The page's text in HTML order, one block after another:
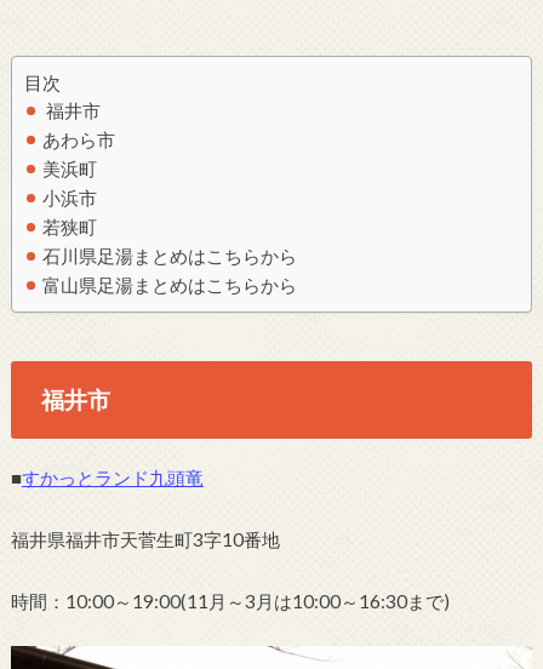
目次
福井市
あわら市
美浜町
小浜市
若狭町
石川県足湯まとめはこちらから
富山県足湯まとめはこちらから
福井市
■すかっとランド九頭竜
福井県福井市天菅生町3字10番地
時間：10:00～19:00(11月～3月は10:00～16:30まで)